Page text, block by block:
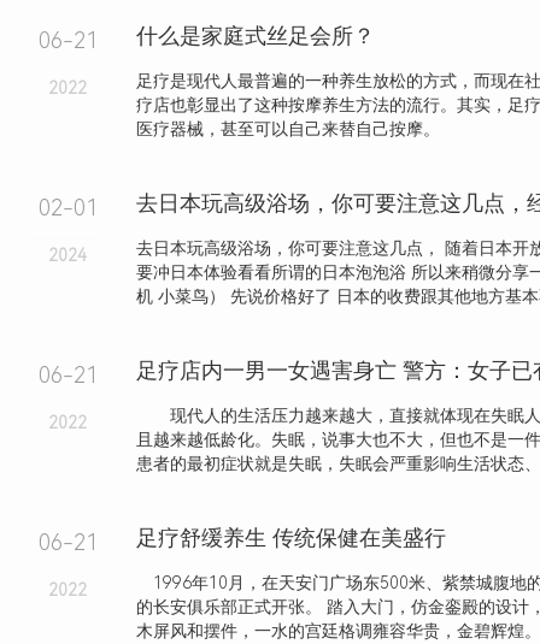
06-21
2022
什么是家庭式丝足会所？
足疗是现代人最普遍的一种养生放松的方式，而现在
疗店也彰显出了这种按摩养生方法的流行。其实，足
医疗器械，甚至可以自己来替自己按摩。
02-01
2024
去日本玩高级浴场，你可要注意这几点，
去日本玩高级浴场，你可要注意这几点， 随着日本开
要冲日本体验看看所谓的日本泡泡浴 所以来稍微分享
机 小菜鸟） 先说价格好了 日本的收费跟其他地方基本
06-21
2022
足疗店内一男一女遇害身亡 警方：女子已
现代人的生活压力越来越大，直接就体现在失眠
且越来越低龄化。失眠，说事大也不大，但也不是一
患者的最初症状就是失眠，失眠会严重影响生活状态
06-21
2022
足疗舒缓养生 传统保健在美盛行
1996年10月，在天安门广场东500米、紫禁城腹地
的长安俱乐部正式开张。 踏入大门，仿金銮殿的设计
木屏风和摆件，一水的宫廷格调雍容华贵，金碧辉煌。